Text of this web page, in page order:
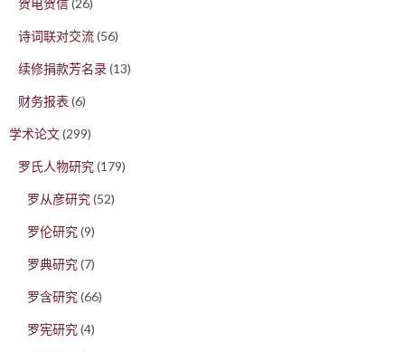
贺电贺信(26)
诗词联对交流(56)
续修捐款芳名录(13)
财务报表 (6)
学术论文(299)
罗氏人物研究(179)
罗从彦研究(52)
罗伦研究(9)
罗典研究(7)
罗含研究(66)
罗宪研究(4)